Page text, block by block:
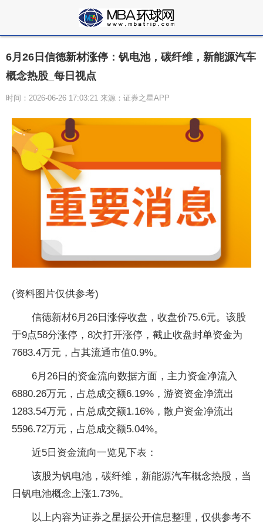
6月26日信德新材涨停：钒电池，碳纤维，新能源汽车
概念热股_每日视点
时间：2026-06-26 17:03:21 来源：证券之星APP
(资料图片仅供参考)
信德新材6月26日涨停收盘，收盘价75.6元。该股
于9点58分涨停，8次打开涨停，截止收盘封单资金为
7683.4万元，占其流通市值0.9%。
6月26日的资金流向数据方面，主力资金净流入
6880.26万元，占总成交额6.19%，游资资金净流出
1283.54万元，占总成交额1.16%，散户资金净流出
5596.72万元，占总成交额5.04%。
近5日资金流向一览见下表：
该股为钒电池，碳纤维，新能源汽车概念热股，当
日钒电池概念上涨1.73%。
以上内容为证券之星据公开信息整理，仅供参考不